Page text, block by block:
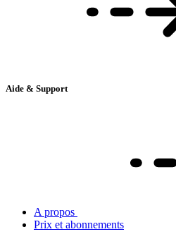
Aide & Support
A propos
Prix et abonnements